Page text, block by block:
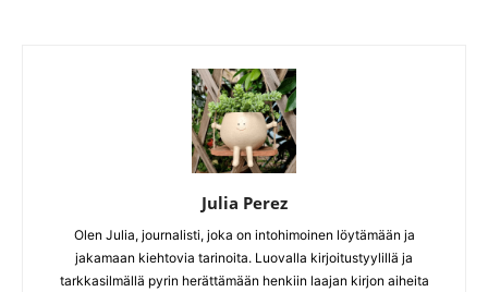
Julia Perez
Olen Julia, journalisti, joka on intohimoinen löytämään ja
jakamaan kiehtovia tarinoita. Luovalla kirjoitustyylillä ja
tarkkasilmällä pyrin herättämään henkiin laajan kirjon aiheita